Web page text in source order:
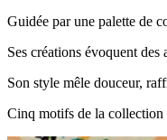
Guidée par une palette de
Ses créations évoquent
Son style mêle douceur,
Cinq motifs de la collection